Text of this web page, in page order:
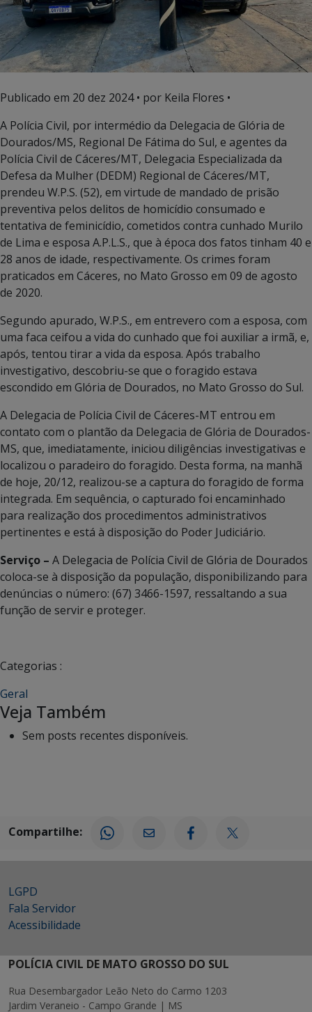
Publicado em 20 dez 2024• por Keila Flores •
A Polícia Civil, por intermédio da Delegacia de Glória de
Dourados/MS, Regional De Fátima do Sul, e agentes da
Polícia Civil de Cáceres/MT, Delegacia Especializada da
Defesa da Mulher (DEDM) Regional de Cáceres/MT,
prendeu W.P.S. (52), em virtude de mandado de prisão
preventiva pelos delitos de homicídio consumado e
tentativa de feminicídio, cometidos contra cunhado Murilo
de Lima e esposa A.P.L.S., que à época dos fatos tinham 40 e
28 anos de idade, respectivamente. Os crimes foram
praticados em Cáceres, no Mato Grosso em 09 de agosto
de 2020.
Segundo apurado, W.P.S., em entrevero com a esposa, com
uma faca ceifou a vida do cunhado que foi auxiliar a irmã, e,
após, tentou tirar a vida da esposa. Após trabalho
investigativo, descobriu-se que o foragido estava
escondido em Glória de Dourados, no Mato Grosso do Sul.
A Delegacia de Polícia Civil de Cáceres-MT entrou em
contato com o plantão da Delegacia de Glória de Dourados-
MS, que, imediatamente, iniciou diligências investigativas e
localizou o paradeiro do foragido. Desta forma, na manhã
de hoje, 20/12, realizou-se a captura do foragido de forma
integrada. Em sequência, o capturado foi encaminhado
para realização dos procedimentos administrativos
pertinentes e está à disposição do Poder Judiciário.
Serviço – A Delegacia de Polícia Civil de Glória de Dourados
coloca-se à disposição da população, disponibilizando para
denúncias o número: (67) 3466-1597, ressaltando a sua
função de servir e proteger.
Categorias :
Geral
Veja Também
Sem posts recentes disponíveis.
Compartilhe:
LGPD
Fala Servidor
Acessibilidade
POLÍCIA CIVIL DE MATO GROSSO DO SUL
Rua Desembargador Leão Neto do Carmo 1203
Jardim Veraneio - Campo Grande | MS